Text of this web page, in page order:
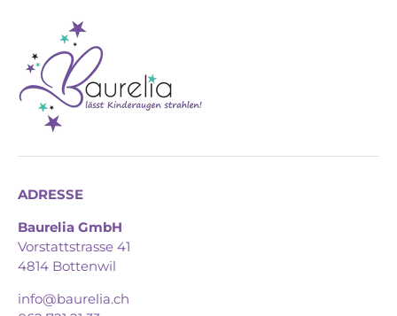
ADRESSE
Baurelia GmbH
Vorstattstrasse 41
4814 Bottenwil
info@baurelia.ch